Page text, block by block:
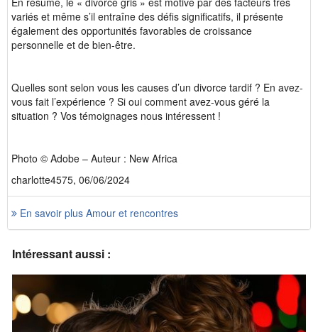
variés et même s’il entraîne des défis significatifs, il présente
également des opportunités favorables de croissance
personnelle et de bien-être.
Quelles sont selon vous les causes d’un divorce tardif ? En avez-
vous fait l’expérience ? Si oui comment avez-vous géré la
situation ? Vos témoignages nous intéressent !
Photo © Adobe – Auteur : New Africa
charlotte4575, 06/06/2024
En savoir plus Amour et rencontres
Intéressant aussi :